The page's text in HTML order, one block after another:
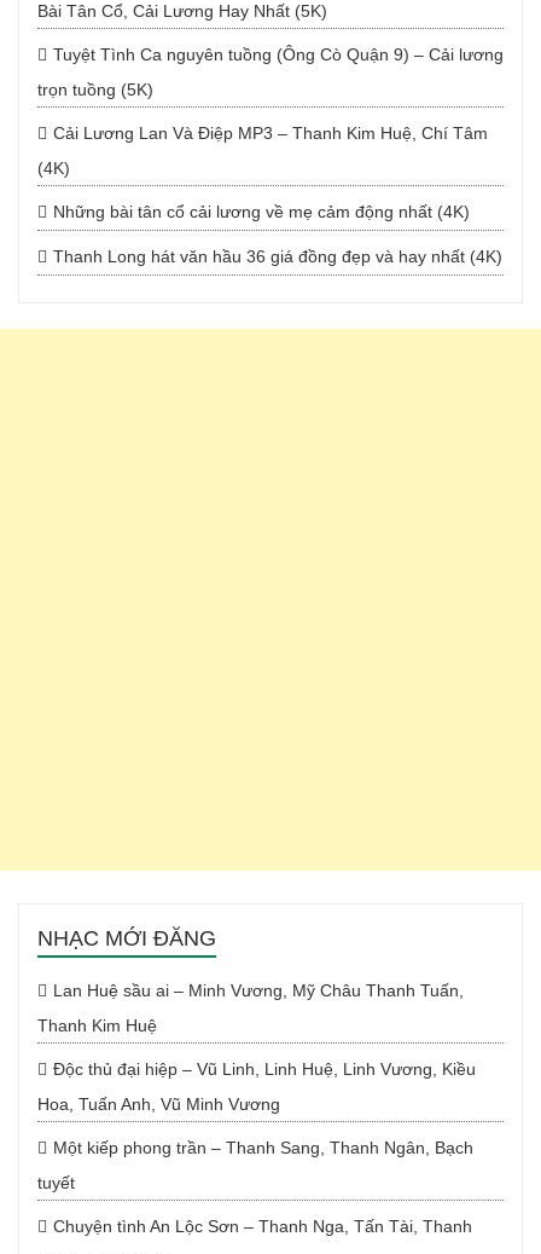
Bài Tân Cổ, Cải Lương Hay Nhất (5K)
Tuyệt Tình Ca nguyên tuồng (Ông Cò Quận 9) – Cải lương
trọn tuồng (5K)
Cải Lương Lan Và Điệp MP3 – Thanh Kim Huệ, Chí Tâm
(4K)
Những bài tân cổ cải lương về mẹ cảm động nhất (4K)
Thanh Long hát văn hầu 36 giá đồng đẹp và hay nhất (4K)
NHẠC MỚI ĐĂNG
Lan Huệ sầu ai – Minh Vương, Mỹ Châu Thanh Tuấn,
Thanh Kim Huệ
Độc thủ đại hiệp – Vũ Linh, Linh Huệ, Linh Vương, Kiều
Hoa, Tuấn Anh, Vũ Minh Vương
Một kiếp phong trần – Thanh Sang, Thanh Ngân, Bạch
tuyết
Chuyện tình An Lộc Sơn – Thanh Nga, Tấn Tài, Thanh